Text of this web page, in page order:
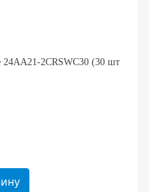
24AA21-2CRSWC30 (30 шт